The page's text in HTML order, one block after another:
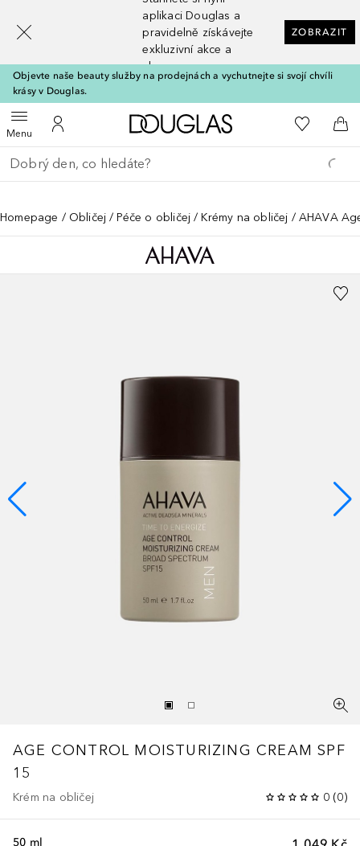
aplikaci Douglas a
pravidelně získávejte
exkluzivní akce a
slevy
ZOBRAZIT
Objevte naše beauty služby na prodejnách a vychutnejte si svojí chvíli
krásy v Douglas.
MenuOtevřít menuK mému účtu
Domů K mému
Do
Vraťte se
Proveďte vyhledávání
Homepage Obličej Péče o obličej Krémy na obličej AHAVA
AGE CONTROL MOISTURIZING CREAM SPF
15
Krém na obličej 0 (0)
50 ml
[navigation.slideout.screenreader]